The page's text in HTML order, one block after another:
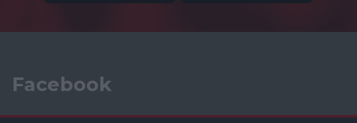
Facebook